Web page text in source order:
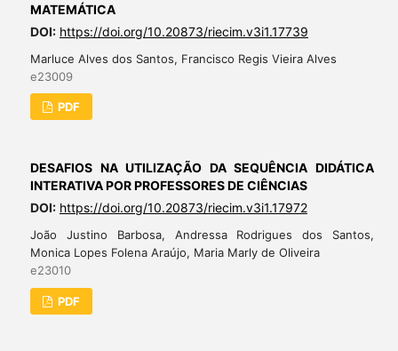
MATEMÁTICA
DOI: https://doi.org/10.20873/riecim.v3i1.17739
Marluce Alves dos Santos, Francisco Regis Vieira Alves
e23009
PDF
DESAFIOS NA UTILIZAÇÃO DA SEQUÊNCIA DIDÁTICA
INTERATIVA POR PROFESSORES DE CIÊNCIAS
DOI: https://doi.org/10.20873/riecim.v3i1.17972
João Justino Barbosa, Andressa Rodrigues dos Santos,
Monica Lopes Folena Araújo, Maria Marly de Oliveira
e23010
PDF